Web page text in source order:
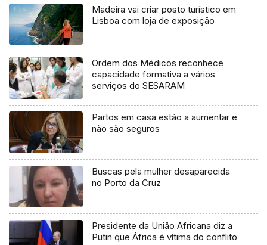
Madeira vai criar posto turístico em
Lisboa com loja de exposição
Ordem dos Médicos reconhece
capacidade formativa a vários
serviços do SESARAM
Partos em casa estão a aumentar e
não são seguros
Buscas pela mulher desaparecida
no Porto da Cruz
Presidente da União Africana diz a
Putin que África é vítima do conflito